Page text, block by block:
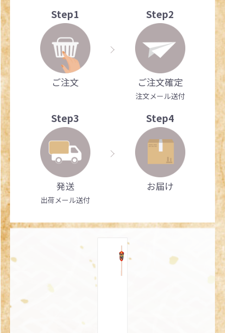
Step1
ご注文
Step2
ご注文確定
注文メール送付
Step3
発送
出荷メール送付
Step4
お届け